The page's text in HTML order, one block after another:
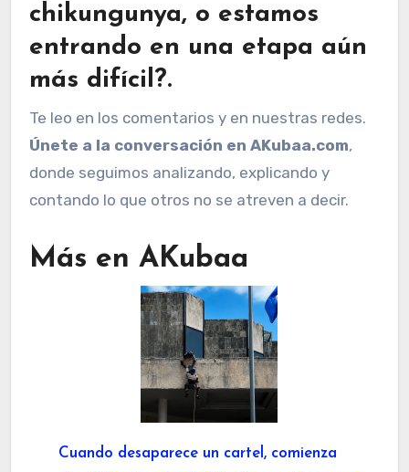
chikungunya, o estamos
entrando en una etapa aún
más difícil?.
Te leo en los comentarios y en nuestras redes.
Únete a la conversación en AKubaa.com,
donde seguimos analizando, explicando y
contando lo que otros no se atreven a decir.
Más en AKubaa
Cuando desaparece un cartel, comienza